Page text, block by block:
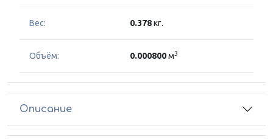
Вес: 0.378кг.
Объём: 0.000800м3
Описание